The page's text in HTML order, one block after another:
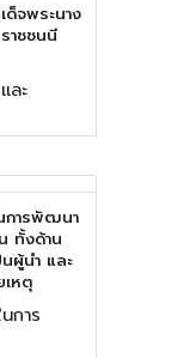
ด็จพระนาง
าชชนนี
ละ
การพัฒนา
ทั้งด้าน
ผู้นำ และ
หตุ
การ